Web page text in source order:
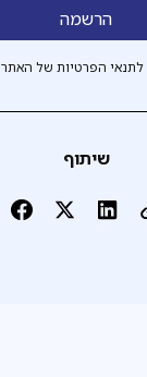
הפרטיות של האתר.
שיתוף